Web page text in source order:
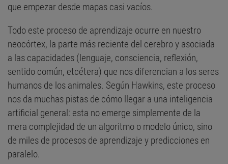
que empezar desde mapas casi vacíos.
Todo este proceso de aprendizaje ocurre en nuestro
neocórtex, la parte más reciente del cerebro y asociada
a las capacidades (lenguaje, consciencia, reflexión,
sentido común, etcétera) que nos diferencian a los seres
humanos de los animales. Según Hawkins, este proceso
nos da muchas pistas de cómo llegar a una inteligencia
artificial general: esta no emerge simplemente de la
mera complejidad de un algoritmo o modelo único, sino
de miles de procesos de aprendizaje y predicciones en
paralelo.